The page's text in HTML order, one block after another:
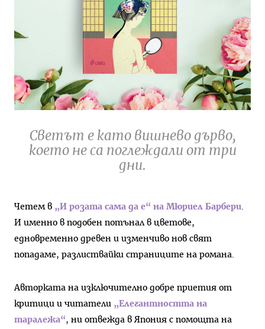
Светът е като вишнево дърво,
което не са поглеждали от три
дни.
Четем в „И розата сама да е“ на Мюриел Барбери.
И именно в подобен потънал в цветове,
едновременно древен и изменчиво нов свят
попадаме, разлиствайки страниците на романа.
Авторката на изключително добре приетия от
критици и читатели „Елегантността на
таралежа“, ни отвежда в Япония с помощта на